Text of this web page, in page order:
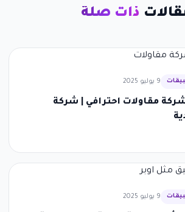
ذات صلة
9 يوليو 2025
مقاولات احترافي | شركة
9 يوليو 2025